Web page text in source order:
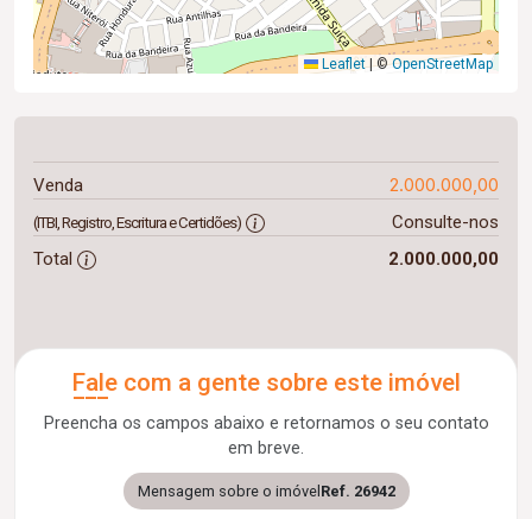
Leaflet |©OpenStreetMap
Venda 2.000.000,00
(ITBI, Registro, Escritura e Certidões)
Consulte-nos
Total
2.000.000,00
Fale com a gente sobre este imóvel
Preencha os campos abaixo e retornamos o seu contato
em breve.
Mensagem sobre o imóvel Ref. 26942